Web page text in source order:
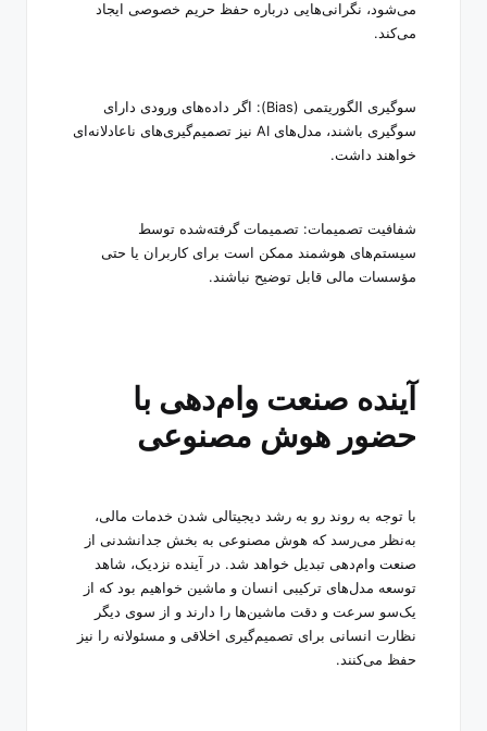
می‌شود، نگرانی‌هایی درباره حفظ حریم خصوصی ایجاد
می‌کند.
سوگیری الگوریتمی (Bias):
اگر داده‌های ورودی دارای
سوگیری باشند، مدل‌های
نیز تصمیم‌گیری‌های ناعادلانه‌ای
خواهند داشت.
شفافیت تصمیمات: تصمیمات گرفته‌شده توسط
سیستم‌های هوشمند ممکن است برای کاربران یا حتی
مؤسسات مالی قابل توضیح نباشند.
آینده صنعت وام‌دهی با
حضور هوش مصنوعی
با توجه به روند رو به رشد دیجیتالی شدن خدمات مالی،
به‌نظر می‌رسد که هوش مصنوعی به بخش جدانشدنی از
صنعت وام‌دهی تبدیل خواهد شد. در آینده نزدیک، شاهد
توسعه مدل‌های ترکیبی انسان و ماشین خواهیم بود که از
یک‌سو سرعت و دقت ماشین‌ها را دارند و از سوی دیگر
نظارت انسانی برای تصمیم‌گیری اخلاقی و مسئولانه را نیز
حفظ می‌کنند.